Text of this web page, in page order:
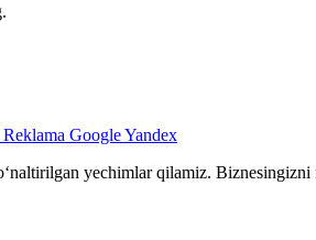
yechimlar qilamiz.